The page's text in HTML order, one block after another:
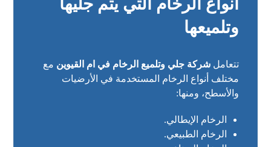
أنواع الرخام التي يتم جليها
وتلميعها
تتعاملشركة جلي وتلميع الرخام في ام القيوين مع
مختلف أنواع الرخام المستخدمة في الأرضيات
والأسطح، ومنها:
الرخام الإيطالي.
الرخام الطبيعي.